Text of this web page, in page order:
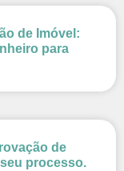
de Imóvel:
para
de
processo.